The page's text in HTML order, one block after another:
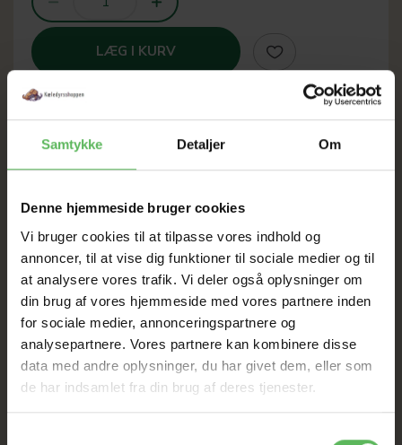
Samtykke Detaljer Om
Denne hjemmeside bruger cookies
Vi bruger cookies til at tilpasse vores indhold og
annoncer, til at vise dig funktioner til sociale medier og til
at analysere vores trafik. Vi deler også oplysninger om
din brug af vores hjemmeside med vores partnere inden
for sociale medier, annonceringspartnere og
analysepartnere. Vores partnere kan kombinere disse
data med andre oplysninger, du har givet dem, eller som
de har indsamlet fra din brug af deres tjenester.
LÆG I KURV
SOMMER
UDSALG
TIL D. 8 AUGUST
HELE WEBSHOPPEN ER
SAT NED